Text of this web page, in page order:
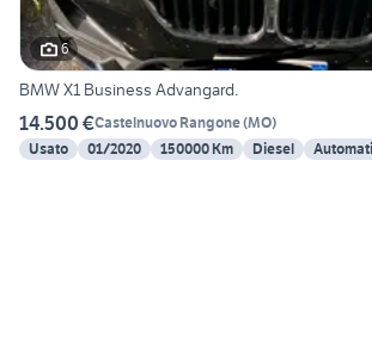
6
BMW X1 Business Advangard.
14.500 €Castelnuovo Rangone(MO)
Usato
01/2020 150000 Km Diesel